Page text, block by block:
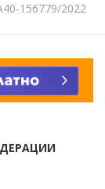
156779/2022